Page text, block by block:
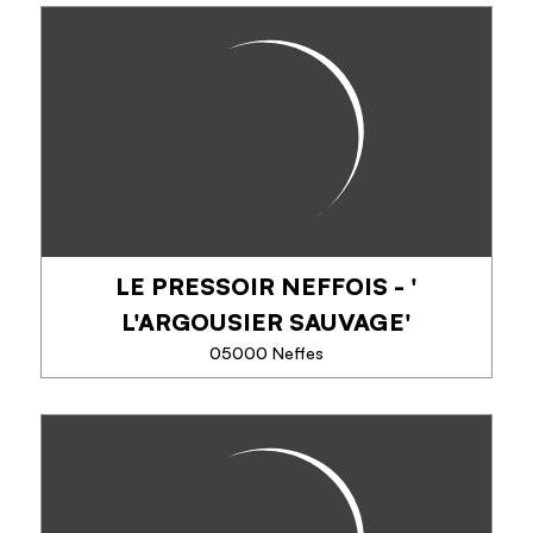
Une cuisine de saison, un lieu chaleureux.
Notre restaurant vous accueille dans une ambiance
moderne et chaleureuse, entre salles voûtées et
terrasse ombragée avec vue sur le bassin...
TÉLÉPHONE
EN SAVOIR PLUS
LE PRESSOIR NEFFOIS - '
L'ARGOUSIER SAUVAGE'
05000 Neffes
L'ARGOUSIER SAUVAGE'
Cueilleur, producteur et transformateur Franck est